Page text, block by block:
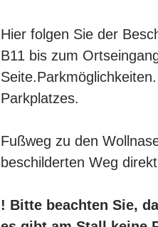
Hier folgen Sie der
B11 bis zum
Parkplatzes.
Fußweg zu den
beschilderten Weg
! Bitte beachten Sie,